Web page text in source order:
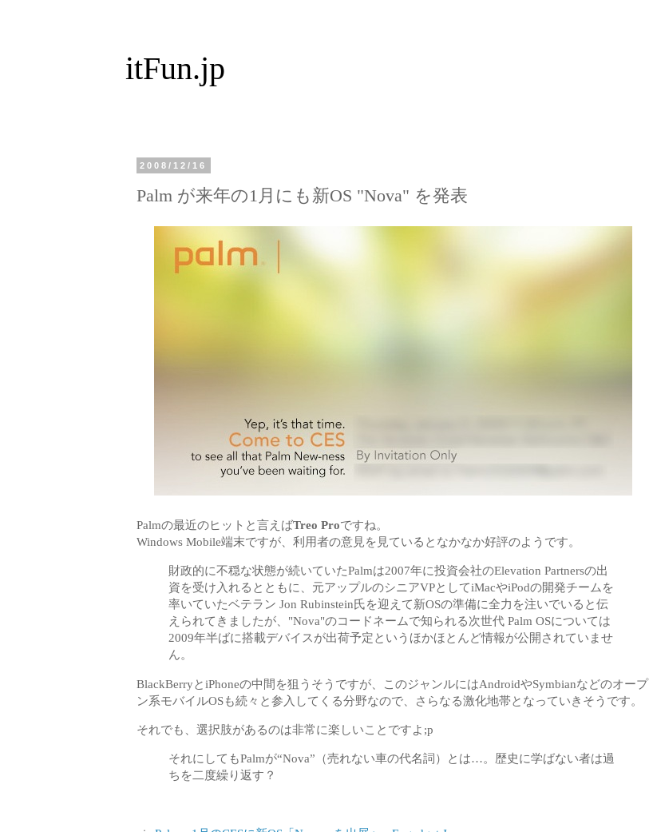
itFun.jp
2008/12/16
Palm が来年の1月にも新OS "Nova" を発表
Palmの最近のヒットと言えばTreo Proですね。
Windows Mobile端末ですが、利用者の意見を見ているとなかなか好評のようです。
財政的に不穏な状態が続いていたPalmは2007年に投資会社のElevation Partnersの出
資を受け入れるとともに、元アップルのシニアVPとしてiMacやiPodの開発チームを
率いていたベテラン Jon Rubinstein氏を迎えて新OSの準備に全力を注いでいると伝
えられてきましたが、"Nova"のコードネームで知られる次世代 Palm OSについては
2009年半ばに搭載デバイスが出荷予定というほかほとんど情報が公開されていませ
ん。
BlackBerryとiPhoneの中間を狙うそうですが、このジャンルにはAndroidやSymbianなどのオープ
ン系モバイルOSも続々と参入してくる分野なので、さらなる激化地帯となっていきそうです。
それでも、選択肢があるのは非常に楽しいことですよ;p
それにしてもPalmが“Nova”（売れない車の代名詞）とは…。歴史に学ばない者は過
ちを二度繰り返す？